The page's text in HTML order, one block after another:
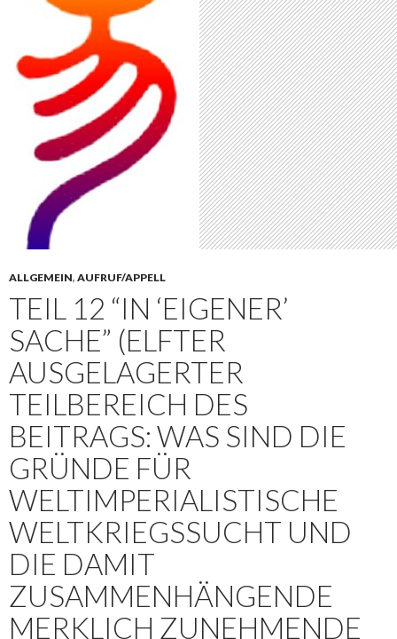
ALLGEMEIN, AUFRUF/APPELL
TEIL 12 “IN ‘EIGENER’
SACHE” (ELFTER
AUSGELAGERTER
TEILBEREICH DES
BEITRAGS: WAS SIND DIE
GRÜNDE FÜR
WELTIMPERIALISTISCHE
WELTKRIEGSSUCHT UND
DIE DAMIT
ZUSAMMENHÄNGENDE
MERKLICH ZUNEHMENDE